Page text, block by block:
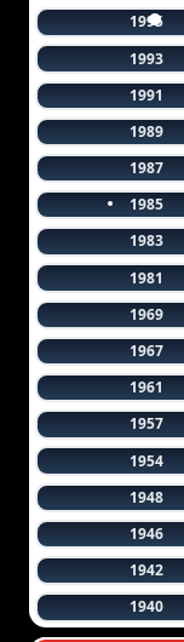
1995
1993
1991
1989
1987
1985
1983
1981
1969
1967
1961
1957
1954
1948
1946
1942
1940